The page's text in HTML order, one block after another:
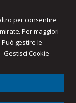
per consentire
Per maggiori
Può gestire le
Cookie'